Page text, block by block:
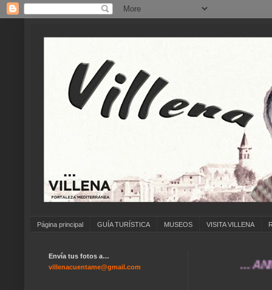
Página principal GUÍA TURÍSTICA MUSEOS VISITA VILLENA
... ANÍMATE
Envía tus fotos a…
villenacuentame@gmail.com